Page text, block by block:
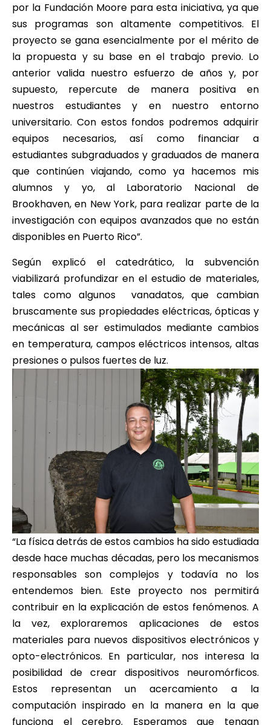
por la Fundación Moore para esta iniciativa, ya que
sus programas son altamente competitivos. El
proyecto se gana esencialmente por el mérito de
la propuesta y su base en el trabajo previo. Lo
anterior valida nuestro esfuerzo de años y, por
supuesto, repercute de manera positiva en
nuestros estudiantes y en nuestro entorno
universitario. Con estos fondos podremos adquirir
equipos necesarios, así como financiar a
estudiantes subgraduados y graduados de manera
que continúen viajando, como ya hacemos mis
alumnos y yo, al Laboratorio Nacional de
Brookhaven, en New York, para realizar parte de la
investigación con equipos avanzados que no están
disponibles en Puerto Rico”.
Según explicó el catedrático, la subvención
viabilizará profundizar en el estudio de materiales,
tales como algunos vanadatos, que cambian
bruscamente sus propiedades eléctricas, ópticas y
mecánicas al ser estimulados mediante cambios
en temperatura, campos eléctricos intensos, altas
presiones o pulsos fuertes de luz.
“La física detrás de estos cambios ha sido estudiada
desde hace muchas décadas, pero los mecanismos
responsables son complejos y todavía no los
entendemos bien. Este proyecto nos permitirá
contribuir en la explicación de estos fenómenos. A
la vez, exploraremos aplicaciones de estos
materiales para nuevos dispositivos electrónicos y
opto-electrónicos. En particular, nos interesa la
posibilidad de crear dispositivos neuromórficos.
Estos representan un acercamiento a la
computación inspirado en la manera en la que
funciona el cerebro. Esperamos que tengan